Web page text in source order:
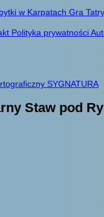
w Karpatach Gra Tatry
Polityka prywatności
Staw pod